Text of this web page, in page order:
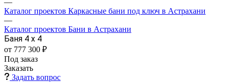
Каталог проектов Каркасные бани под ключ в Астрахани
—
Каталог проектов Бани в Астрахани
Баня 4 х 4
от 777 300 ₽
Под заказ
Заказать
Задать вопрос